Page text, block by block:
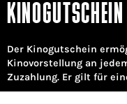
Der Kinogutschein
Kinovorstellung an
Zuzahlung. Er gilt für